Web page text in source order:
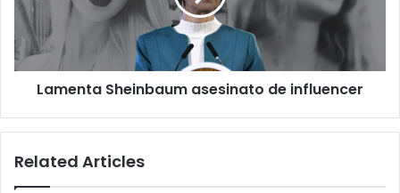
Lamenta Sheinbaum asesinato de influencer
Related Articles